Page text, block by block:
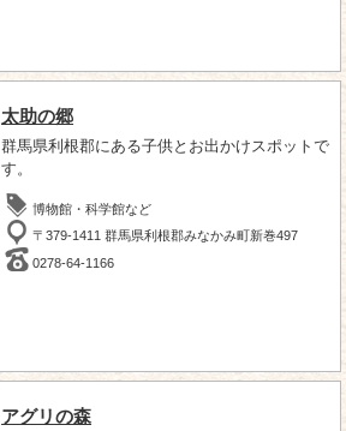
太助の郷
群馬県利根郡にある子供とお出かけスポットで
す。
博物館・科学館など
〒379-1411 群馬県利根郡みなかみ町新巻497
0278-64-1166
アグリの森